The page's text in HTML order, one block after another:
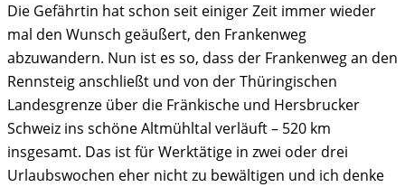
Die Gefährtin hat schon seit einiger Zeit immer wieder
mal den Wunsch geäußert, den Frankenweg
abzuwandern. Nun ist es so, dass der Frankenweg an den
Rennsteig anschließt und von der Thüringischen
Landesgrenze über die Fränkische und Hersbrucker
Schweiz ins schöne Altmühltal verläuft – 520 km
insgesamt. Das ist für Werktätige in zwei oder drei
Urlaubswochen eher nicht zu bewältigen und ich denke